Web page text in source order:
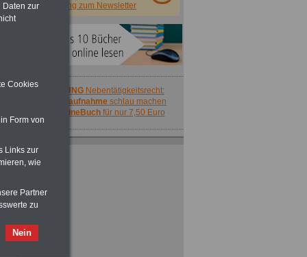
Anmeldung zum Newsletter
ACHTUNGNebentätigkeitsrecht:
vor Jobaufnahme schlau machen
OnlineBuchfür nur 7,50 Euro
Daten zur
Cookies
Form von
Links zur
wie
Partner
zu
Nein